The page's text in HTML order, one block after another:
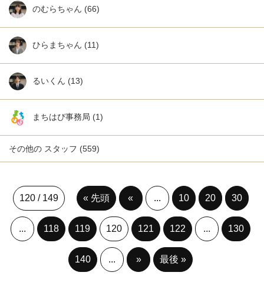
のむらちゃん (66)
ひらまちゃん (11)
るいくん (13)
まちはぴ事務局 (1)
その他の スタッフ (559)
120 / 149 « 先頭 « ... 10 20 30
... 118 119 120 121 122 ... 130
140 ... » 最後 »